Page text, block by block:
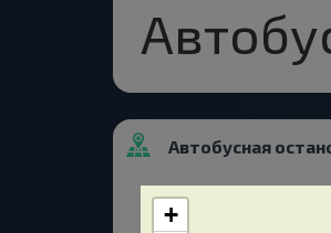
Автобусная
+